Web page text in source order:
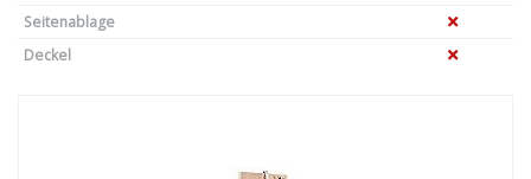
Seitenablage
Deckel